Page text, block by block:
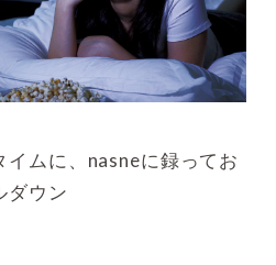
ムに、nasneに録ってお
ダウン